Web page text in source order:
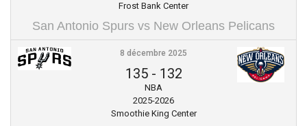
Frost Bank Center
San Antonio Spurs vs New Orleans Pelicans
8 décembre 2025
135- 132
NBA
2025-2026
Smoothie King Center